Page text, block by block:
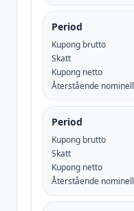
Period
Kupong brutto
Skatt
Kupong netto
Återstående nominell
Period
Kupong brutto
Skatt
Kupong netto
Återstående nominell